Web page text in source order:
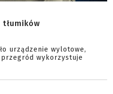
tłumików
urządzenie wylotowe,
wykorzystuje